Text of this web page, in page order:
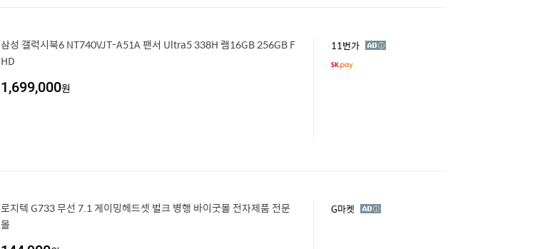
삼성 갤럭시북6 NT740VJT-A51A 팬서 Ultra5 338H 램16GB 256GB F
HD
1,699,000원
11번가 광
로지텍 G733 무선 7.1 게이밍헤드셋 벌크 병행 바이굿몰 전자제품 전문
몰
G마켓 광